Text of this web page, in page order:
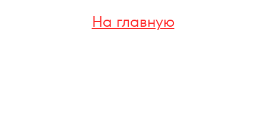
На главную